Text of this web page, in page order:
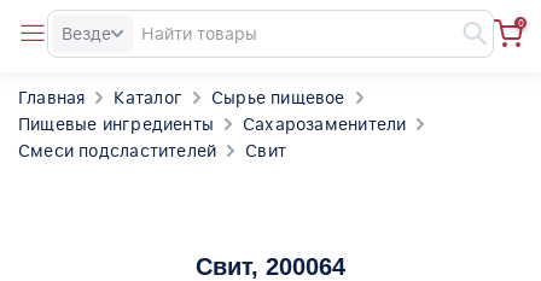
Везде
0
Главная Каталог
Сырье пищевое
Пищевые ингредиенты
Сахарозаменители
Смеси подсластителей
Свит
Свит, 200064